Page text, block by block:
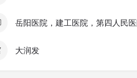
岳阳医院，建工医院，第四人民
大润发